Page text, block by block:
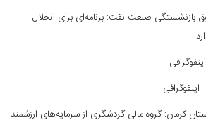
صنعت نفت: برنامه‌ای برای انحلال
کرمان: گروه مالی گردشگری از سرمایه‌های ارزشمند